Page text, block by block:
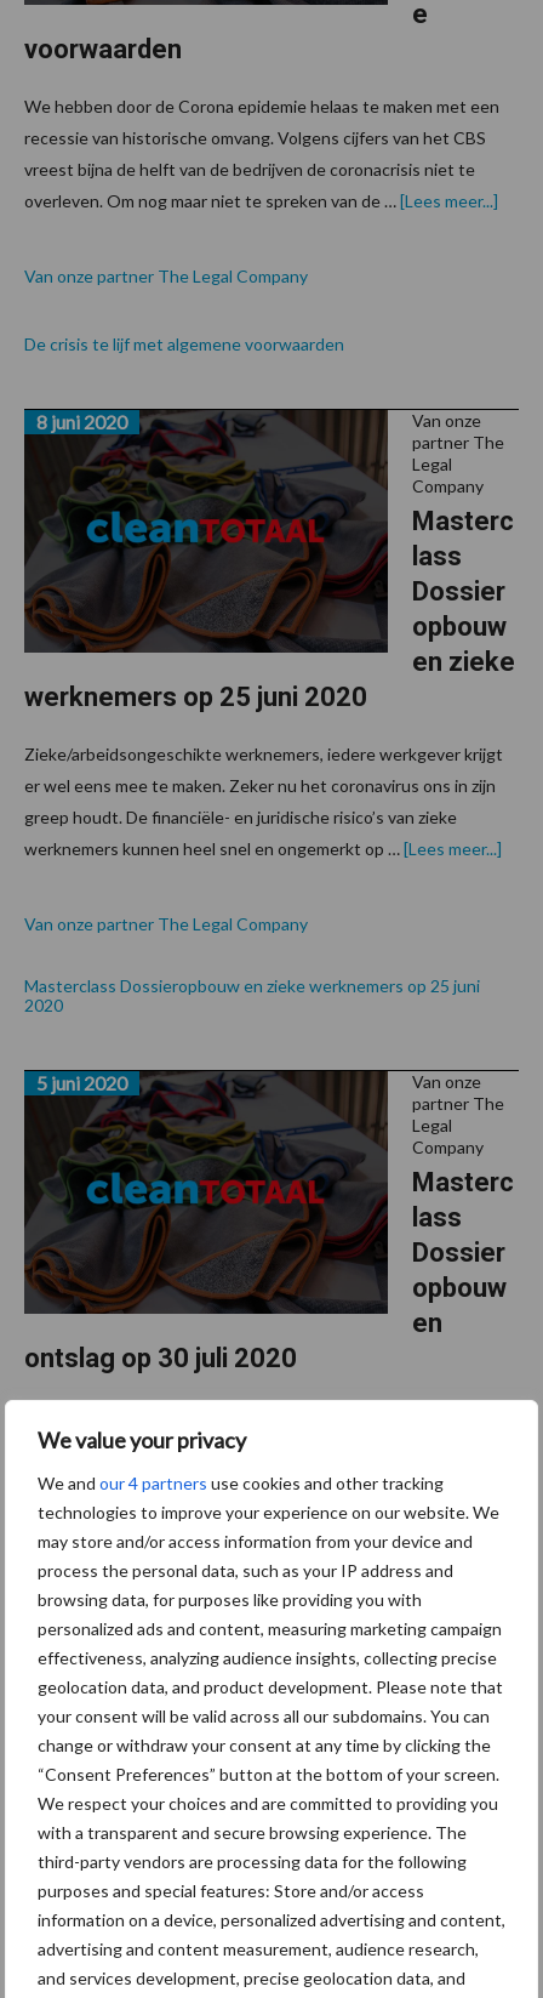
We value your privacy
We and our 4 partners use cookies and other tracking
technologies to improve your experience on our website. We
may store and/or access information from your device and
process the personal data, such as your IP address and
browsing data, for purposes like providing you with
personalized ads and content, measuring marketing campaign
effectiveness, analyzing audience insights, collecting precise
geolocation data, and product development. Please note that
your consent will be valid across all our subdomains. You can
change or withdraw your consent at any time by clicking the
“Consent Preferences” button at the bottom of your screen.
We respect your choices and are committed to providing you
with a transparent and secure browsing experience. The
third-party vendors are processing data for the following
purposes and special features: Store and/or access
information on a device, personalized advertising and content,
advertising and content measurement, audience research,
and services development, precise geolocation data, and
e
voorwaarden
We hebben door de Corona epidemie helaas te maken met een
recessie van historische omvang. Volgens cijfers van het CBS
vreest bijna de helft van de bedrijven de coronacrisis niet te
overleven. Om nog maar niet te spreken van de …[Lees meer...]
Van onze partner The Legal Company
De crisis te lijf met algemene voorwaarden
Van onze
partner The
Legal
Company
Masterc
lass
Dossier
opbouw
en zieke
werknemers op 25 juni 2020
8 juni 2020
Zieke/arbeidsongeschikte werknemers, iedere werkgever krijgt
er wel eens mee te maken. Zeker nu het coronavirus ons in zijn
greep houdt. De financiële- en juridische risico’s van zieke
werknemers kunnen heel snel en ongemerkt op …[Lees meer...]
Van onze partner The Legal Company
Masterclass Dossieropbouw en zieke werknemers op 25 juni
2020
Van onze
partner The
Legal
Company
Masterc
lass
Dossier
opbouw
en
ontslag op 30 juli 2020
5 juni 2020
dan de Masterclass Dossieropbouw en ontslag van The Legal
Company. In deze masterclass komt aan bod hoe u voldoende en
correct dossier opbouwt om, als verbetering van …[Lees meer...]
Van onze partner The Legal Company
Masterclass Dossieropbouw en ontslag op 30 juli 2020
Van onze
partner The
Legal
Company
Is
wetsvoo
rstel
WHOA
een
20 mei 2020